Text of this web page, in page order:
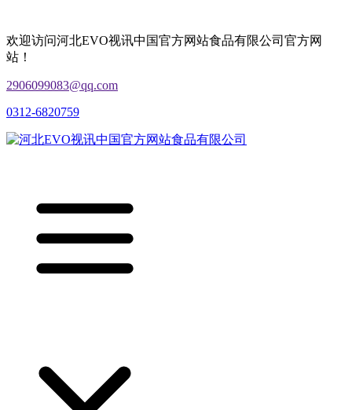
欢迎访问河北EVO视讯中国官方网站食品有限公司官方网
站！
2906099083@qq.com
0312-6820759